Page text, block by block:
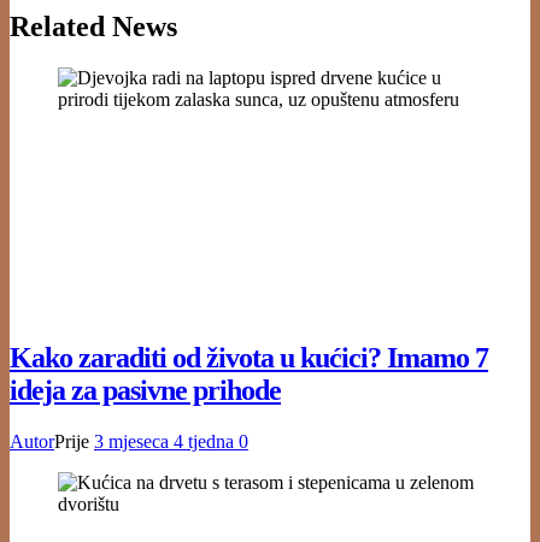
Related News
Kako zaraditi od života u kućici? Imamo 7
ideja za pasivne prihode
AutorPrije 3 mjeseca 4 tjedna 0